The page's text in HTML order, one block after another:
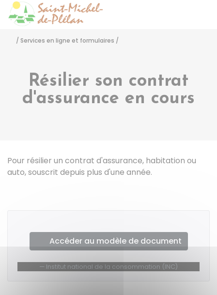
/ Services en ligne et formulaires /
Résilier son contrat
d'assurance en cours
Pour résilier un contrat d'assurance, habitation ou
auto, souscrit depuis plus d'une année.
Accéder au modèle de document
Institut national de la consommation (INC)